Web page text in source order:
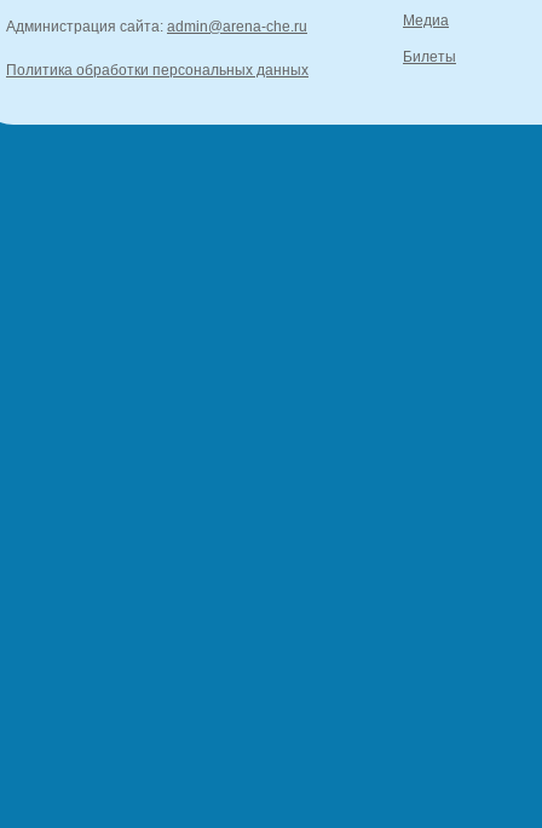
Администрация сайта: admin@arena-che.ru
Политика обработки персональных данных
Медиа
Билеты